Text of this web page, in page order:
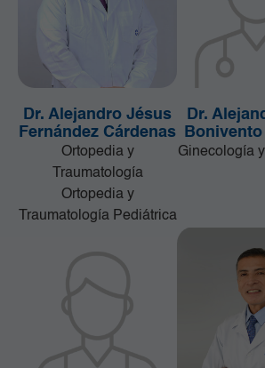
Dr. Alejandro Jésus
Fernández Cárdenas
Ortopedia y
Traumatología
Ortopedia y
Traumatología Pediátrica
Dr.
Ginecología